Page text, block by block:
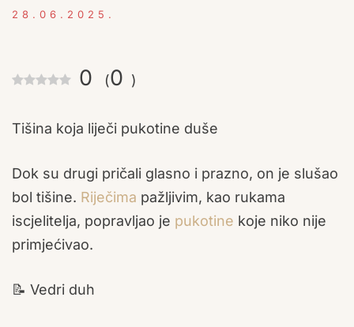
28.06.2025.
0 (0 )
Tišina koja liječi pukotine duše
Dok su drugi pričali glasno i prazno, on je slušao
bol tišine. Riječima pažljivim, kao rukama
iscjelitelja, popravljao je pukotine koje niko nije
primjećivao.
📝 Vedri duh